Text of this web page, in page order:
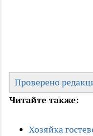
Проверено
Читайте также:
Хозяйка